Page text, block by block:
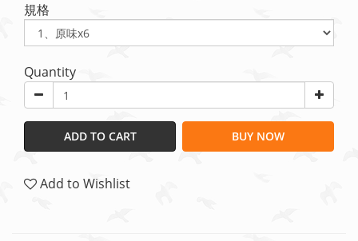
規格
Quantity
ADD TO CART BUY NOW
Add to Wishlist